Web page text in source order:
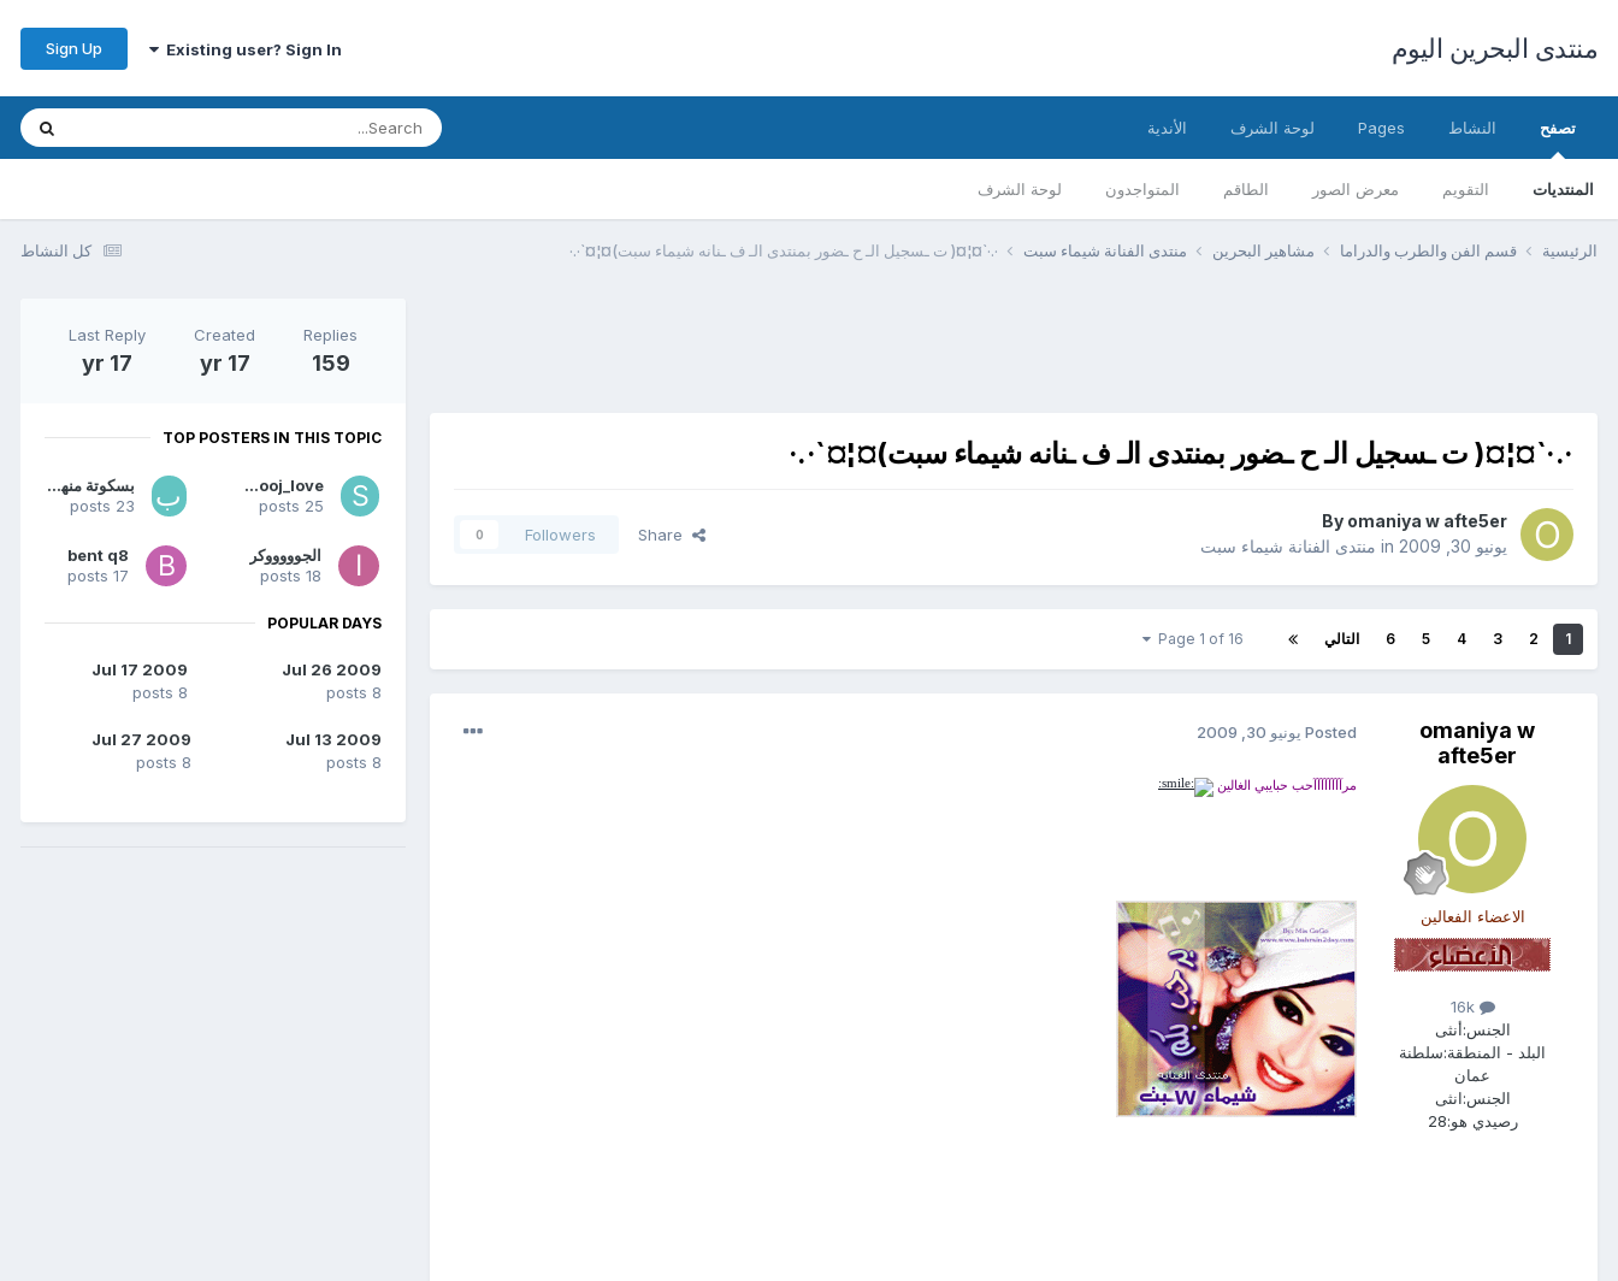
منتدى البحرين اليوم Existing user? Sign In
Sign Up
تصفح
المنتديات التقويم معرض الصور الطاقم المتواجدون لوحة الشرف
النشاط Pages لوحة الشرف الأندية
كل النشاط الرئيسية قسم الفن والطرب والدراما مشاهير البحرين منتدى الفنانة شيماء سبت ·.·`¤¦¤( ت ـسجيل الـ ح ـضور بمنتدى الـ ف ـنانه شيماء سبت)¤¦¤`·.·
·.·`¤¦¤( ت ـسجيل الـ ح ـضور بمنتدى الـ ف ـنانه شيماء سبت)¤¦¤`·.·
By omaniya w afte5er
يونيو 30, 2009
منتدى الفنانة شيماء سبت
Followers
0
1
2
3
4
5
6 التالي Page 1 of 16
omaniya w
afte5er
الاعضاء الفعالين
16k
الجنس:أنثى
البلد - المنطقة:سلطنة
عمان
الجنس:انثى
رصيدي هو:28
Posted يونيو 30, 2009
مرآآآآآآآآحب حبايبي الغالين
Replies
159
Created
17 yr
Last Reply
17 yr
TOP POSTERS IN THIS TOPIC
S_hooj_love
25 posts
بسكوتة منهوشة
23 posts
الجوووووكر
18 posts
bent q8
17 posts
POPULAR DAYS
Jul 26 2009
8 posts
Jul 17 2009
8 posts
Jul 13 2009
8 posts
Jul 27 2009
8 posts